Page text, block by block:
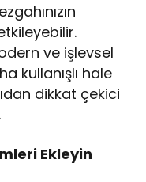
ve işlevsel
kullanışlı hale
dikkat çekici
Ekleyin